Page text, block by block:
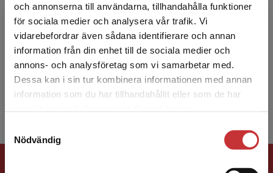
och annonserna till användarna, tillhandahålla funktioner
för sociala medier och analysera vår trafik. Vi
vidarebefordrar även sådana identifierare och annan
information från din enhet till de sociala medier och
annons- och analysföretag som vi samarbetar med.
Dessa kan i sin tur kombinera informationen med annan
information som du har tillhandahållit eller som de har
Nödvändig
Begränsad fraktregion
Det verkar som att du besöker
studentlitteratur.se via en enhet utanför Sverige.
Vi erbjuder inte leveranser utanför Sverige. För
att kunna slutföra ett köp måste
Gunnar Sparr
Gunnar Sparr är universitetslektor och docent i
matematik vid Lunds Tekniska Högskola sedan
1972. Han har mångårig erfarenhet av
undervisning och a...